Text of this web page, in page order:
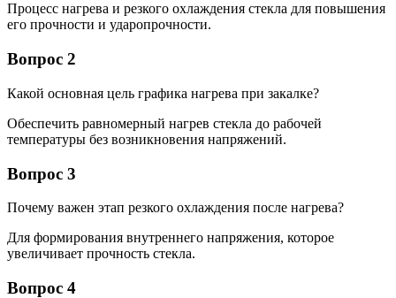
Процесс нагрева и резкого охлаждения стекла для повышения
его прочности и ударопрочности.
Вопрос 2
Какой основная цель графика нагрева при закалке?
Обеспечить равномерный нагрев стекла до рабочей
температуры без возникновения напряжений.
Вопрос 3
Почему важен этап резкого охлаждения после нагрева?
Для формирования внутреннего напряжения, которое
увеличивает прочность стекла.
Вопрос 4